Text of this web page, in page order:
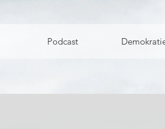
Podcast